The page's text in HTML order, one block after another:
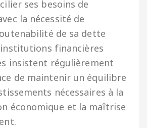
ses besoins de
la nécessité de
de sa dette
financières
insistent régulièrement
de maintenir un équilibre
nécessaires à la
économique et la maîtrise